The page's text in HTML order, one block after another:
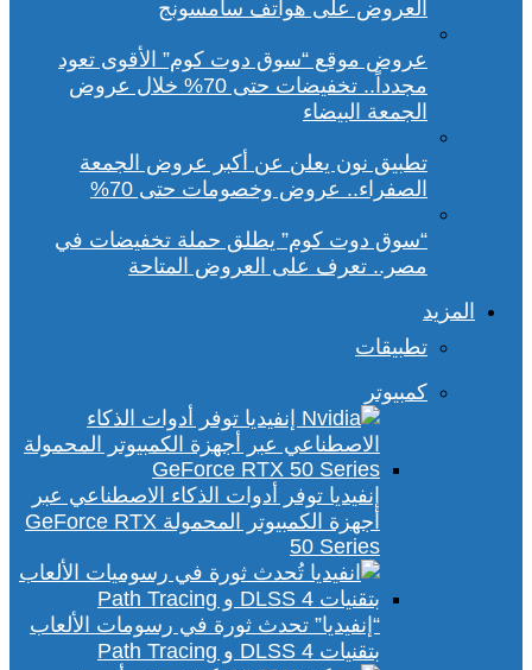
العروض على هواتف سامسونج
عروض موقع “سوق دوت كوم” الأقوى تعود
مجدداً.. تخفيضات حتى 70% خلال عروض
الجمعة البيضاء
تطبيق نون يعلن عن أكبر عروض الجمعة
الصفراء.. عروض وخصومات حتى 70%
“سوق دوت كوم” يطلق حملة تخفيضات في
مصر.. تعرف على العروض المتاحة
المزيد
تطبيقات
كمبيوتر
إنفيديا توفر أدوات الذكاء الاصطناعي عبر
أجهزة الكمبيوتر المحمولة GeForce RTX
50 Series
“إنفيديا” تحدث ثورة في رسومات الألعاب
بتقنيات DLSS 4 و Path Tracing